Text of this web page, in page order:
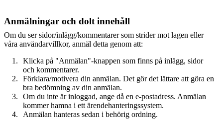
Anmälningar och dolt innehåll
Om du ser sidor/inlägg/kommentarer som strider mot lagen eller
våra användarvillkor, anmäl detta genom att:
Klicka på "Anmälan"-knappen som finns på inlägg, sidor
och kommentarer.
Förklara/motivera din anmälan. Det gör det lättare att göra en
bra bedömning av din anmälan.
Om du inte är inloggad, ange då en e-postadress. Anmälan
kommer hamna i ett ärendehanteringssystem.
Anmälan hanteras sedan i behörig ordning.